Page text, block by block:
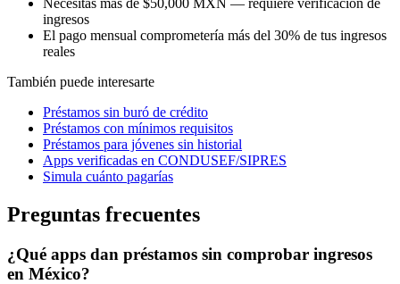
Necesitas más de $50,000 MXN — requiere verificación de
ingresos
El pago mensual comprometería más del 30% de tus ingresos
reales
También puede interesarte
Préstamos sin buró de crédito
Préstamos con mínimos requisitos
Préstamos para jóvenes sin historial
Apps verificadas en CONDUSEF/SIPRES
Simula cuánto pagarías
Preguntas frecuentes
¿Qué apps dan préstamos sin comprobar ingresos
en México?